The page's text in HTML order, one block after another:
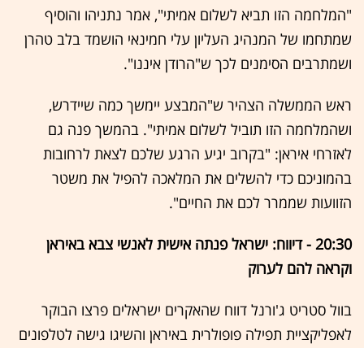
"המלחמה הזו תביא לשלום אמיתי", אמר נתניהו והוסיף
שמתחמו של המנהיג העליון עלי חמינאי הושמד בלב טהרן
ושמתרבים הסימנים לכך ש"הרודן איננו".
ראש הממשלה הצהיר ש"המבצע יימשך כמה שיידרש,
ושהמלחמה הזו תוביל לשלום אמיתי". בהמשך פנה גם
לאזרחי איראן: "בקרוב יגיע הרגע שלכם לצאת לרחובות
בהמוניכם כדי להשלים את המלאכה להפיל את משטר
הזוועות שממרר לכם את החיים".
20:30 - דיווח: ישראל פנתה אישית לאנשי צבא באיראן
וקראה להם לערוק
בוול סטריט ג'ורנל דווח שהאקרים ישראלים פרצו הבוקר
לאפליקציית תפילה פופולרית באיראן והשיגו גישה לטלפונים